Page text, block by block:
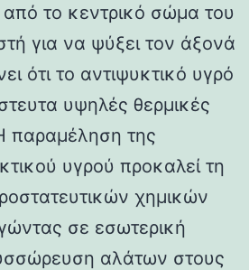
το κεντρικό σώμα του
για να ψύξει τον άξονά
ότι το αντιψυκτικό υγρό
υψηλές θερμικές
παραμέληση της
υγρού προκαλεί τη
χημικών
σε εσωτερική
αλάτων στους